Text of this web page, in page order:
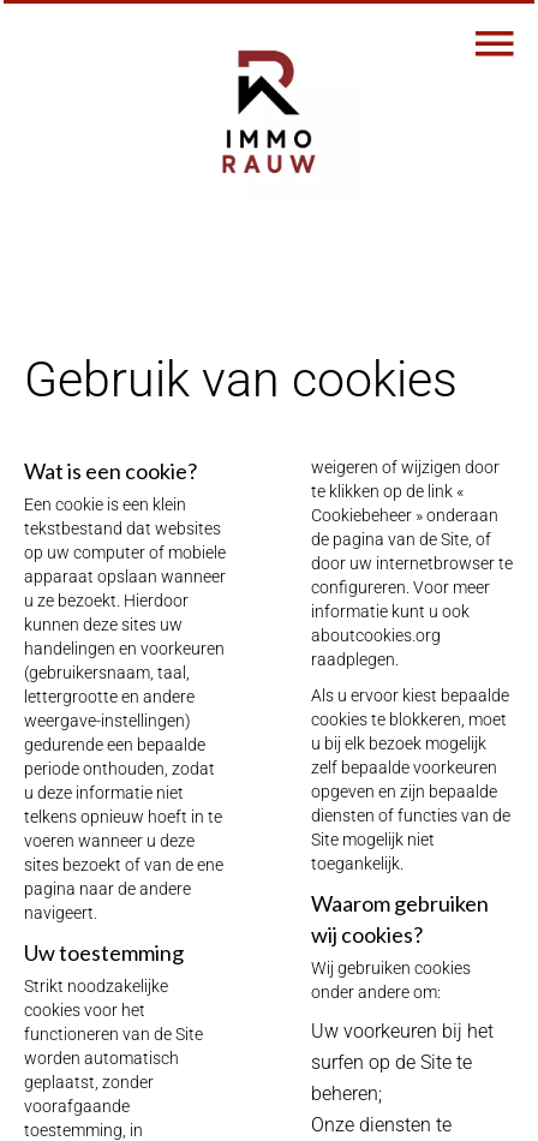
Gebruik van cookies
Wat is een cookie?
Een cookie is een klein
tekstbestand dat websites
op uw computer of mobiele
apparaat opslaan wanneer
u ze bezoekt. Hierdoor
kunnen deze sites uw
handelingen en voorkeuren
(gebruikersnaam, taal,
lettergrootte en andere
weergave-instellingen)
gedurende een bepaalde
periode onthouden, zodat
u deze informatie niet
telkens opnieuw hoeft in te
voeren wanneer u deze
sites bezoekt of van de ene
pagina naar de andere
navigeert.
Uw toestemming
Strikt noodzakelijke
cookies voor het
functioneren van de Site
worden automatisch
geplaatst, zonder
voorafgaande
toestemming, in
weigeren of wijzigen door
te klikken op de link «
Cookiebeheer » onderaan
de pagina van de Site, of
door uw internetbrowser te
configureren. Voor meer
informatie kunt u ook
aboutcookies.org
raadplegen.
Als u ervoor kiest bepaalde
cookies te blokkeren, moet
u bij elk bezoek mogelijk
zelf bepaalde voorkeuren
opgeven en zijn bepaalde
diensten of functies van de
Site mogelijk niet
toegankelijk.
Waarom gebruiken
wij cookies?
Wij gebruiken cookies
onder andere om:
Uw voorkeuren bij het
surfen op de Site te
beheren;
Onze diensten te